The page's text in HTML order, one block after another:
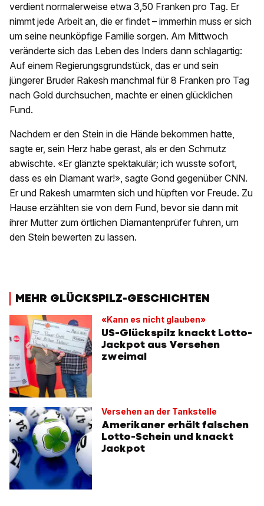
verdient normalerweise etwa 3,50 Franken pro Tag. Er
nimmt jede Arbeit an, die er findet – immerhin muss er sich
um seine neunköpfige Familie sorgen. Am Mittwoch
veränderte sich das Leben des Inders dann schlagartig:
Auf einem Regierungsgrundstück, das er und sein
jüngerer Bruder Rakesh manchmal für 8 Franken pro Tag
nach Gold durchsuchen, machte er einen glücklichen
Fund.
Nachdem er den Stein in die Hände bekommen hatte,
sagte er, sein Herz habe gerast, als er den Schmutz
abwischte. «Er glänzte spektakulär; ich wusste sofort,
dass es ein Diamant war!», sagte Gond gegenüber CNN.
Er und Rakesh umarmten sich und hüpften vor Freude. Zu
Hause erzählten sie von dem Fund, bevor sie dann mit
ihrer Mutter zum örtlichen Diamantenprüfer fuhren, um
den Stein bewerten zu lassen.
MEHR GLÜCKSPILZ-GESCHICHTEN
«Kann es nicht glauben»
US-Glückspilz knackt Lotto-
Jackpot aus Versehen
zweimal
Versehen an der Tankstelle
Amerikaner erhält falschen
Lotto-Schein und knackt
Jackpot